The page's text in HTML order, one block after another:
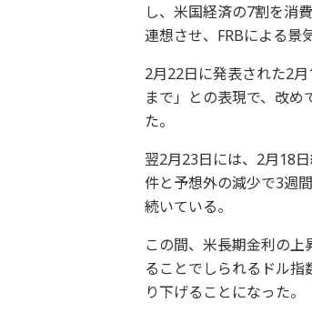
し、米国経済の7割を消
連想させ、FRBによる景
2月22日に発表された2
まで」との表現で、改
た。
翌2月23日には、2月18
件と予想外の減少で3週
続いている。
この間、米長期金利の
ることでしられるドル
り下げることになった。